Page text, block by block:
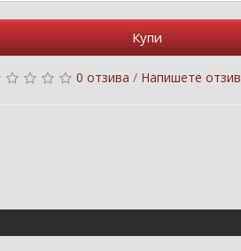
Купи
0 отзива / Напишете отзив